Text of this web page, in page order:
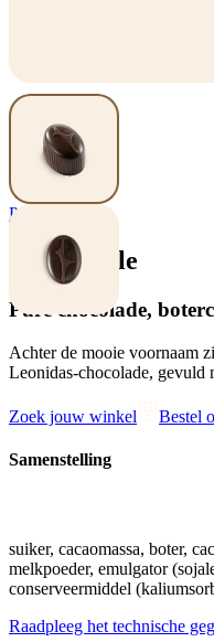
Pralines
Eve Vanille
Pure chocolade,
Achter de mooie voornaam
Leonidas-chocolade, gevuld
Zoek jouw winkel Bestel
Samenstelling
suiker, cacaomassa, boter,
melkpoeder, emulgator
conserveermiddel
Raadpleeg het technische